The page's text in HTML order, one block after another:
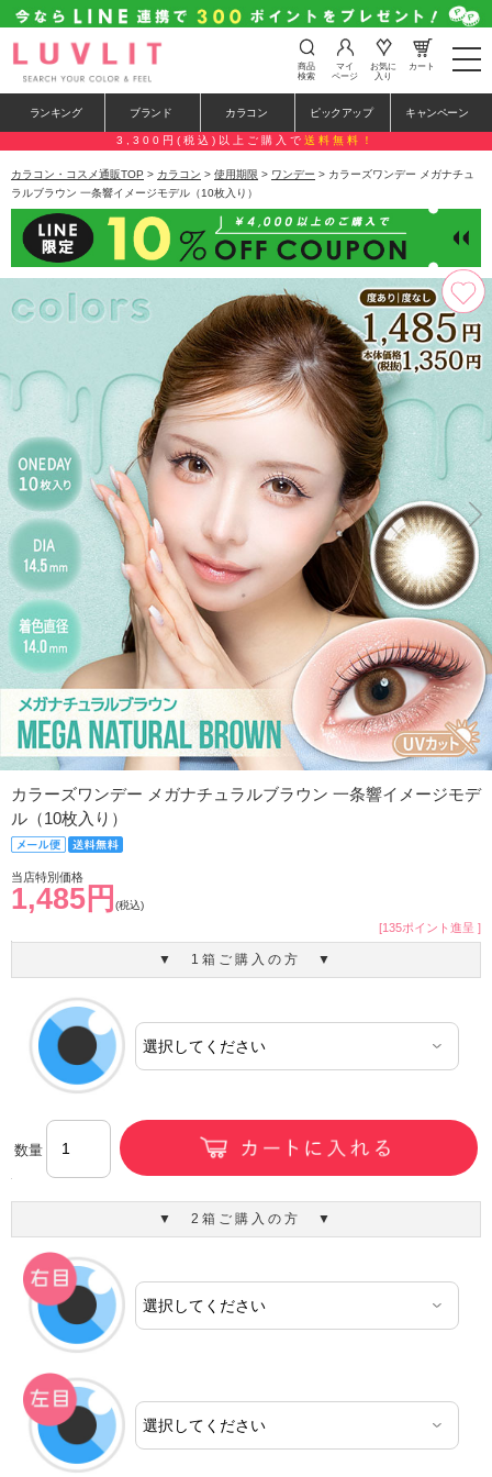
t
o
e
n
a
a
i
o
n
商品
検索
マイ
ページ
お気に
入り
カート
ランキング ブランド カラコン ピックアップ キャンペーン
3,300円(税込)以上ご購入で 送料無料！
カラコン・コスメ通販TOP > カラコン > 使用期限 > ワンデー > カラーズワンデー メガナチュ
ラルブラウン 一条響イメージモデル（10枚入り）
カラーズワンデー メガナチュラルブラウン 一条響イメージモデ
ル（10枚入り）
当店特別価格
1,485円 (税込)
[135ポイント進呈 ]
▼ 1箱ご購入の方 ▼
数量
▼ 2箱ご購入の方 ▼